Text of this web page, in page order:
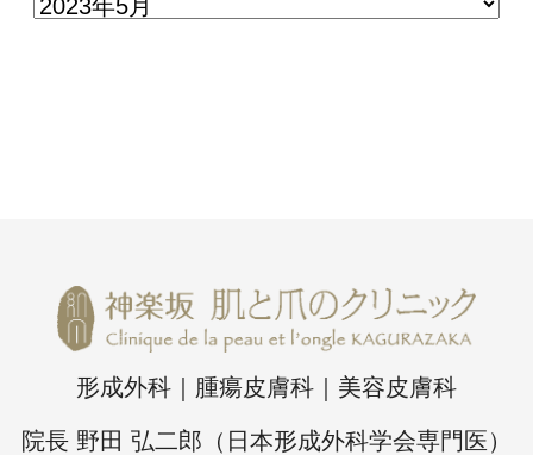
形成外科｜腫瘍皮膚科｜美容皮膚科
院長 野田 弘二郎（日本形成外科学会専門医）